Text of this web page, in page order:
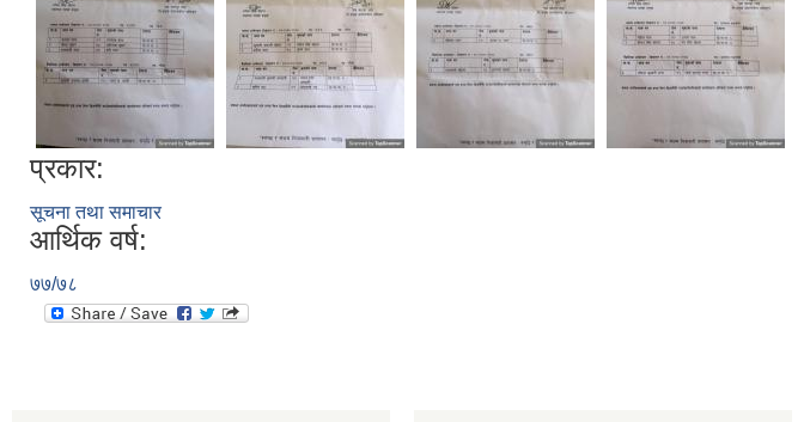
प्रकार:
सूचना तथा समाचार
आर्थिक वर्ष:
७७/७८